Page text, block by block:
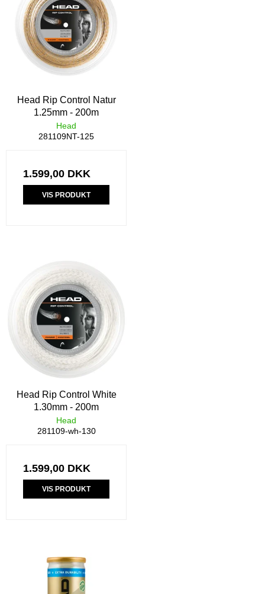
Head Rip Control Natur
1.25mm - 200m
Head
281109NT-125
1.599,00 DKK
VIS PRODUKT
Head Rip Control White
1.30mm - 200m
Head
281109-wh-130
1.599,00 DKK
VIS PRODUKT